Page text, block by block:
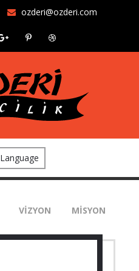
ozderi@ozderi.com
Language
VİZYON MİSYON